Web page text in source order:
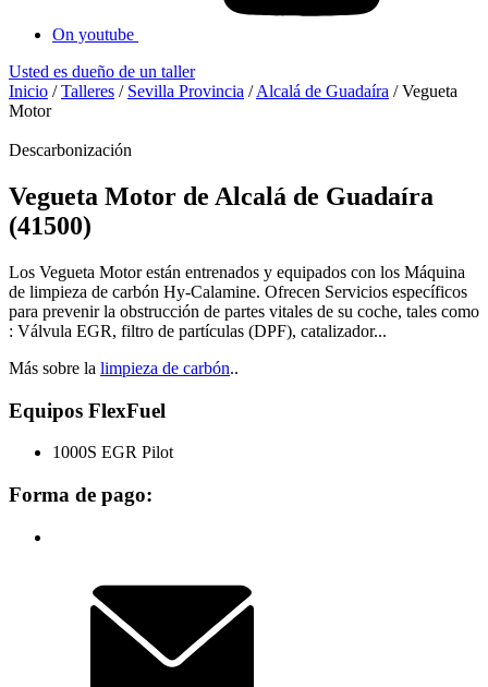
On youtube
Usted es dueño de un taller
Inicio /Talleres / Sevilla Provincia /Alcalá de Guadaíra /Vegueta
Motor
Descarbonización
Vegueta Motor de Alcalá de Guadaíra
(41500)
Los Vegueta Motor están entrenados y equipados con los Máquina
de limpieza de carbón Hy-Calamine. Ofrecen Servicios específicos
para prevenir la obstrucción de partes vitales de su coche, tales como
: Válvula EGR, filtro de partículas (DPF), catalizador...
Más sobre la limpieza de carbón..
Equipos FlexFuel
1000S EGR Pilot
Forma de pago: